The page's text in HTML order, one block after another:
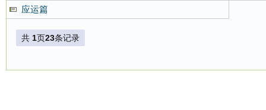
应运篇
共 1页23条记录